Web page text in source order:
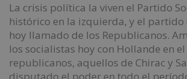
La crisis política la viven el Partido
histórico en la izquierda, y el partido
hoy llamado de los Republicanos.
los socialistas hoy con Hollande en
republicanos, aquellos de Chirac y